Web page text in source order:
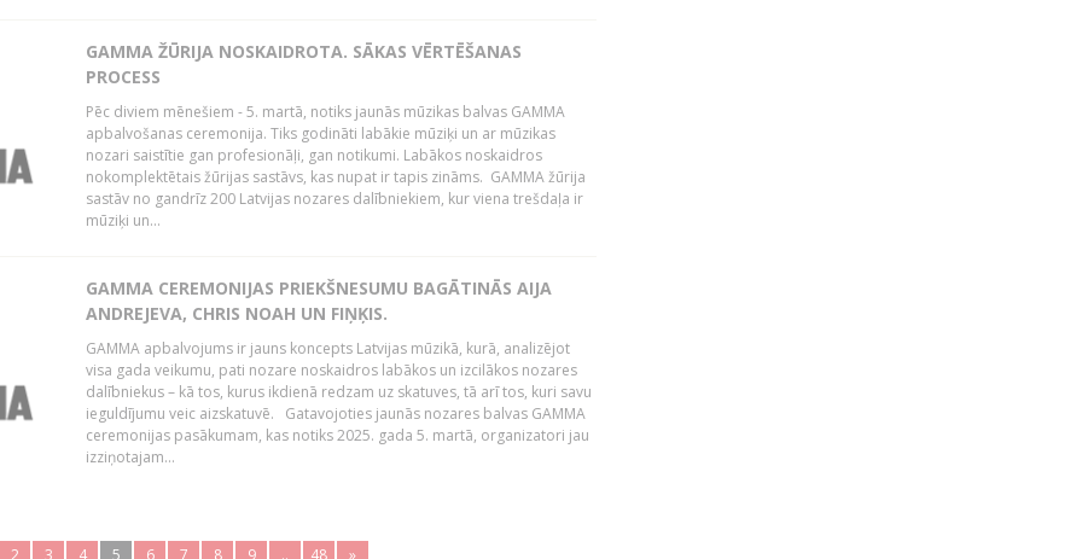
GAMMA ŽŪRIJA NOSKAIDROTA. SĀKAS VĒRTĒŠANAS
PROCESS
Pēc diviem mēnešiem - 5. martā, notiks jaunās mūzikas balvas GAMMA
apbalvošanas ceremonija. Tiks godināti labākie mūziķi un ar mūzikas
nozari saistītie gan profesionāļi, gan notikumi. Labākos noskaidros
nokomplektētais žūrijas sastāvs, kas nupat ir tapis zināms. GAMMA žūrija
sastāv no gandrīz 200 Latvijas nozares dalībniekiem, kur viena trešdaļa ir
mūziķi un...
GAMMA CEREMONIJAS PRIEKŠNESUMU BAGĀTINĀS AIJA
ANDREJEVA, CHRIS NOAH UN FIŅĶIS.
GAMMA apbalvojums ir jauns koncepts Latvijas mūzikā, kurā, analizējot
visa gada veikumu, pati nozare noskaidros labākos un izcilākos nozares
dalībniekus – kā tos, kurus ikdienā redzam uz skatuves, tā arī tos, kuri savu
ieguldījumu veic aizskatuvē. Gatavojoties jaunās nozares balvas GAMMA
ceremonijas pasākumam, kas notiks 2025. gada 5. martā, organizatori jau
izziņotajam...
2 3 4 5 6 7 8 9 .. 48 »